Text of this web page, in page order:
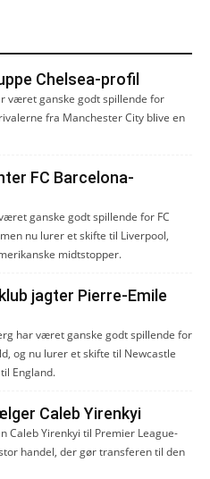
Chelsea-profil
været ganske godt spillende for
fra Manchester City blive en
FC Barcelona-
ganske godt spillende for FC
nu lurer et skifte til Liverpool,
midtstopper.
jagter Pierre-Emile
har været ganske godt spillende for
og nu lurer et skifte til Newcastle
England.
Caleb Yirenkyi
Caleb Yirenkyi til Premier League-
handel, der gør transferen til den